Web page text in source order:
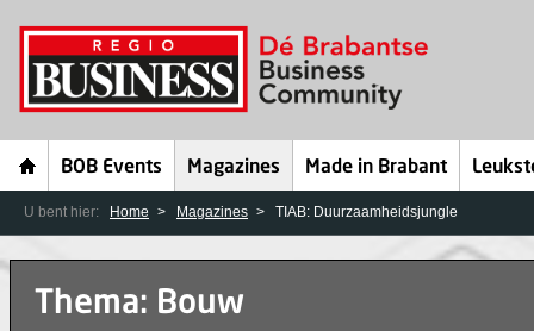
BOB Events Magazines Made in Brabant
U bent hier: Home Magazines TIAB: Duurzaamheidsjungle
Thema: Bouw